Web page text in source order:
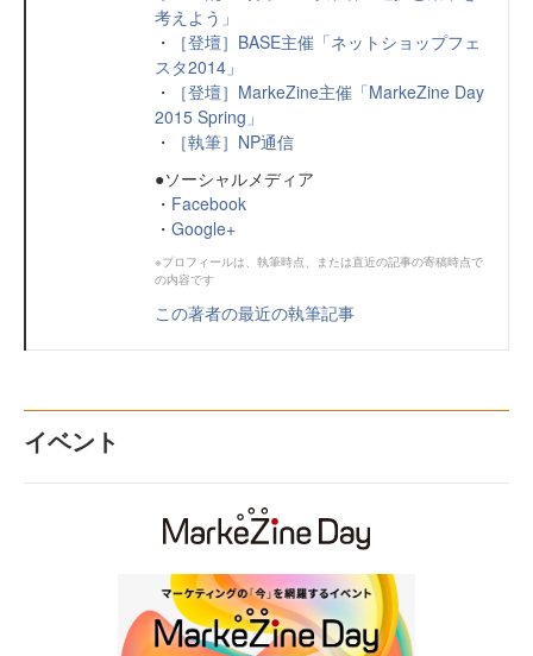
考えよう」
・
［登壇］BASE主催「ネットショップフェ
スタ2014」
・
［登壇］MarkeZine主催「MarkeZine Day
2015 Spring」
・
［執筆］NP通信
●ソーシャルメディア
・ Facebook
・ Google+
※プロフィールは、執筆時点、または直近の記事の寄稿時点で
の内容です
この著者の最近の執筆記事
イベント